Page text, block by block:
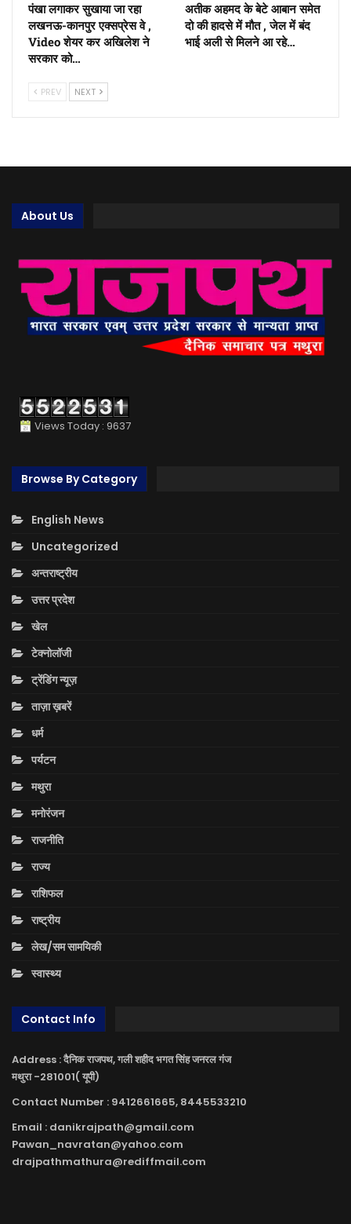
पंखा लगाकर सुखाया जा रहा
लखनऊ-कानपुर एक्सप्रेस वे ,
Video शेयर कर अखिलेश ने
सरकार को…
अतीक अहमद के बेटे आबान समेत
दो की हादसे में मौत , जेल में बंद
भाई अली से मिलने आ रहे…
PREV NEXT
About Us
Views Today : 9637
Browse By Category
English News
Uncategorized
अन्तराष्ट्रीय
उत्तर प्रदेश
खेल
टेक्नोलॉजी
ट्रेंडिंग न्यूज़
ताज़ा ख़बरें
धर्म
पर्यटन
मथुरा
मनोरंजन
राजनीति
राज्य
राशिफल
राष्ट्रीय
लेख/सम सामयिकी
स्वास्थ्य
Contact Info
Address : दैनिक राजपथ, गली शहीद भगत सिंह जनरल गंज
मथुरा -281001( यूपी)
Contact Number : 9412661665, 8445533210
Email : danikrajpath@gmail.com
Pawan_navratan@yahoo.com
drajpathmathura@rediffmail.com